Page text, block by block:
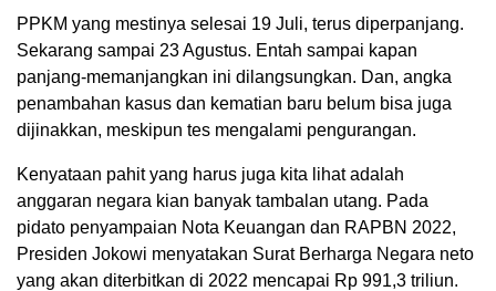
PPKM yang mestinya selesai 19 Juli, terus diperpanjang.
Sekarang sampai 23 Agustus. Entah sampai kapan
panjang-memanjangkan ini dilangsungkan. Dan, angka
penambahan kasus dan kematian baru belum bisa juga
dijinakkan, meskipun tes mengalami pengurangan.
Kenyataan pahit yang harus juga kita lihat adalah
anggaran negara kian banyak tambalan utang. Pada
pidato penyampaian Nota Keuangan dan RAPBN 2022,
Presiden Jokowi menyatakan Surat Berharga Negara neto
yang akan diterbitkan di 2022 mencapai Rp 991,3 triliun.